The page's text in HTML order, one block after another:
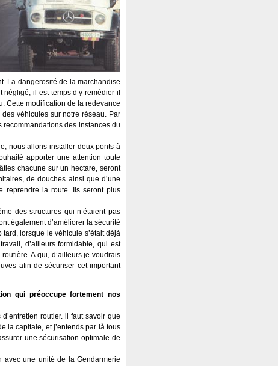
La dangerosité de la marchandise
il est temps d’y remédier il
Cette modification de la redevance
véhicules sur notre réseau. Par
des instances du
nous allons installer deux ponts à
apporter une attention toute
chacune sur un hectare, seront
de douches ainsi que d’une
reprendre la route. Ils seront plus
des structures qui n’étaient pas
également d’améliorer la sécurité
lorsque le véhicule s’était déjà
d’ailleurs formidable, qui est
A qui, d’ailleurs je voudrais
afin de sécuriser cet important
qui préoccupe fortement nos
routier. il faut savoir que
la capitale, et j’entends par là tous
une sécurisation optimale de
avec une unité de la Gendarmerie